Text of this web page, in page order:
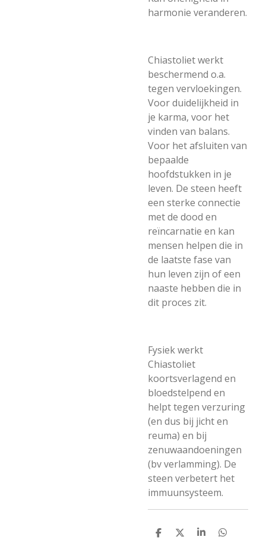
harmonie veranderen.
Chiastoliet werkt
beschermend o.a.
tegen vervloekingen.
Voor duidelijkheid in
je karma, voor het
vinden van balans.
Voor het afsluiten van
bepaalde
hoofdstukken in je
leven. De steen heeft
een sterke connectie
met de dood en
reïncarnatie en kan
mensen helpen die in
de laatste fase van
hun leven zijn of een
naaste hebben die in
dit proces zit.
Fysiek werkt
Chiastoliet
koortsverlagend en
bloedstelpend en
helpt tegen verzuring
(en dus bij jicht en
reuma) en bij
zenuwaandoeningen
(bv verlamming). De
steen verbetert het
immuunsysteem.
D
D
S
D